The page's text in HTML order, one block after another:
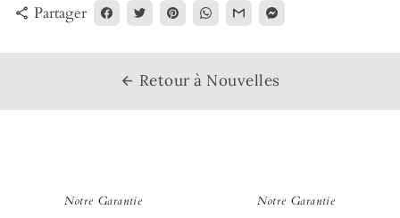
share Partager
arrow_back Retour à Nouvelles
Notre Garantie Notre Garantie